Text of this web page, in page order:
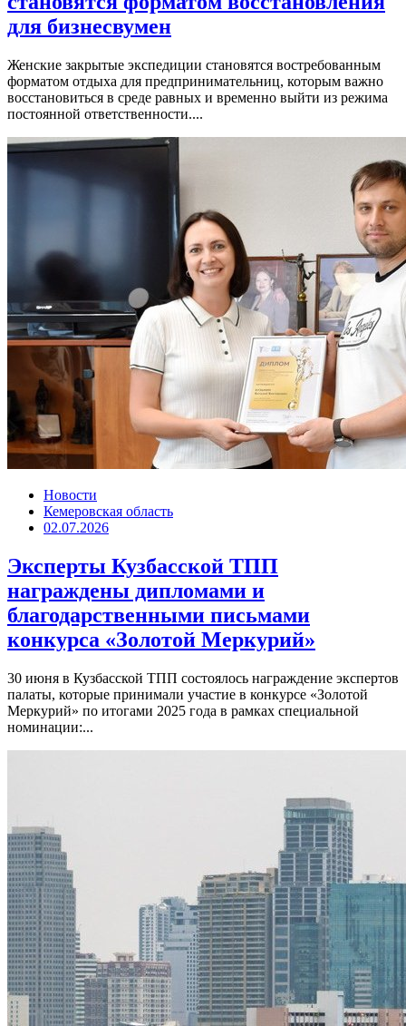
для бизнесвумен
Женские закрытые экспедиции становятся востребованным
форматом отдыха для предпринимательниц, которым важно
восстановиться в среде равных и временно выйти из режима
постоянной ответственности....
Новости
Кемеровская область
02.07.2026
Эксперты Кузбасской ТПП
награждены дипломами и
благодарственными письмами
конкурса «Золотой Меркурий»
30 июня в Кузбасской ТПП состоялось награждение экспертов
палаты, которые принимали участие в конкурсе «Золотой
Меркурий» по итогами 2025 года в рамках специальной
номинации:...